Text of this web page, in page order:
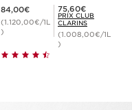
84,00€
(1.120,00€/1L
)
Prix Club Clarins 75,60€
75,60€
PRIX CLUB
CLARINS
(1.008,00€/1L
)